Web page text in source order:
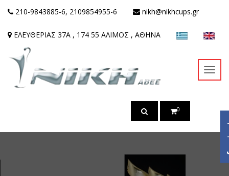
210-9843885-6, 2109854955-6 nikh@nikhcups.gr
ΕΛΕΥΘΕΡΙΑΣ 37Α , 174 55 ΑΛΙΜΟΣ , ΑΘΗΝΑ
0